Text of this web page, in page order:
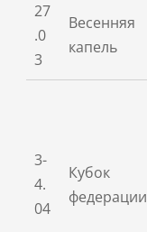
27
.0
3
Весенняя
капель
3-
4.
04
Кубок
федерации